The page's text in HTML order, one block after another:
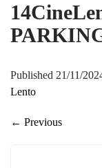
Published 21/11/
Lento
← Previous